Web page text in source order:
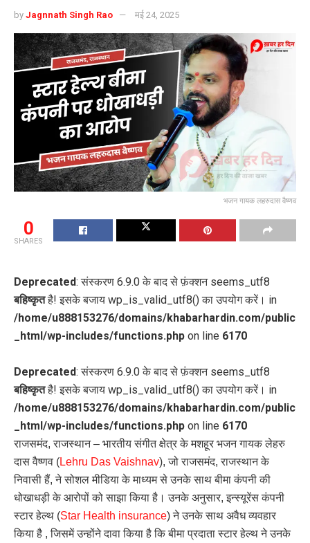
by Jagnnath Singh Rao मई 24, 2025
भजन गायक लहरुदास वैष्णव
0
SHARES
Deprecated: संस्करण 6.9.0 के बाद से फ़ंक्शन seems_utf8
बहिष्कृतहै! इसके बजाय wp_is_valid_utf8() का उपयोग करें। in
/home/u888153276/domains/khabarhardin.com/public
_html/wp-includes/functions.php on line 6170
Deprecated: संस्करण 6.9.0 के बाद से फ़ंक्शन seems_utf8
बहिष्कृतहै! इसके बजाय wp_is_valid_utf8() का उपयोग करें। in
/home/u888153276/domains/khabarhardin.com/public
_html/wp-includes/functions.php on line 6170
राजसमंद, राजस्थान – भारतीय संगीत क्षेत्र के मशहूर भजन गायक लेहरु
दास वैष्णव (Lehru Das Vaishnav), जो राजसमंद, राजस्थान के
निवासी हैं, ने सोशल मीडिया के माध्यम से उनके साथ बीमा कंपनी की
धोखाधड़ी के आरोपों को साझा किया है। उनके अनुसार, इन्स्यूरेंस कंपनी
स्टार हेल्थ (Star Health insurance) ने उनके साथ अवैध व्यवहार
किया है , जिसमें उन्होंने दावा किया है कि बीमा प्रदाता स्टार हेल्थ ने उनके